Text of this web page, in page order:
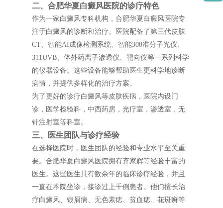
二、合肥华夏白癜风医院的诊疗特色
作为一家白癜风专科机构，合肥华夏白癜风医院专
注于白癜风的诊断和治疗。医院配备了第三代皮肤
CT、智能AI成像检测系统、智能308准分子光仪、
311UVB、体外药离子渗透仪、靶向仪等一系列科学
的仪器设备。这些设备能够帮助医生更科学地诊断
病情，并提供多样化的治疗方案。
为了更好的诊疗白癜风等皮肤疾病，医院内设门
诊，医学检验科，中西药房，光疗室，渗透室，无
针注射室等科室。
三、医生团队与诊疗经验
在选择医院时，医生团队的经验和专业水平至关重
要。合肥华夏白癜风医院拥有齐家辉等经验丰富的
医生。这些医生具有数余年的临床诊疗经验，并且
一直在本院坐诊，接诊过上千例患者。他们擅长治
疗白癜风、银屑病、无色素痣、贫血痣、花斑癣等